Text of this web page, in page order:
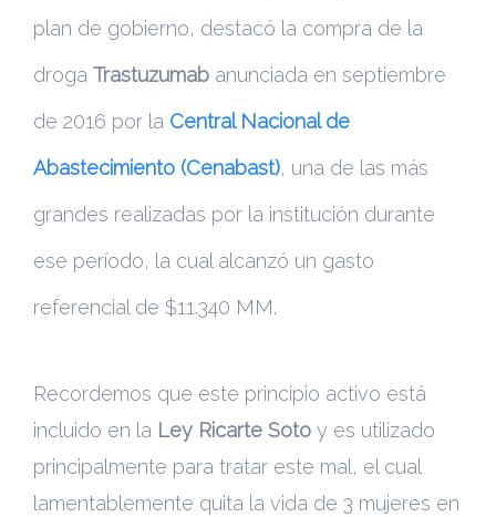
plan de gobierno, destacó la compra de la
droga Trastuzumabanunciada en septiembre
de 2016 por la Central Nacional de
Abastecimiento (Cenabast), una de las más
grandes realizadas por la institución durante
ese período, la cual alcanzó un gasto
referencial de $11.340 MM.
Recordemos que este principio activo está
incluido en la Ley Ricarte Soto y es utilizado
principalmente para tratar este mal, el cual
lamentablemente quita la vida de 3 mujeres en